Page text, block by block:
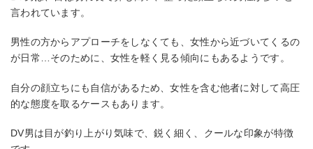
言われています。
男性の方からアプローチをしなくても、女性から近づいてくるの
が日常…そのために、女性を軽く見る傾向にもあるようです。
自分の顔立ちにも自信があるため、女性を含む他者に対して高圧
的な態度を取るケースもあります。
DV男は目が釣り上がり気味で、鋭く細く、クールな印象が特徴